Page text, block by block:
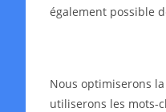
également possible
Nous optimiserons
utiliserons les mots-